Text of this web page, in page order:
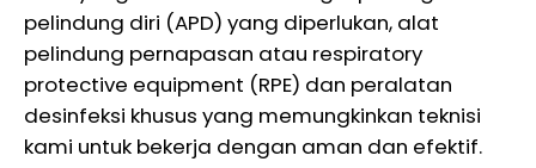
pelindung diri (APD) yang diperlukan, alat
pelindung pernapasan atau respiratory
protective equipment (RPE) dan peralatan
desinfeksi khusus yang memungkinkan teknisi
kami untuk bekerja dengan aman dan efektif.